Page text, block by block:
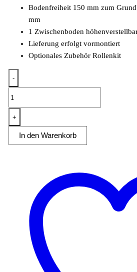
Bodenfreiheit 150 mm zum
mm
1 Zwischenboden
Lieferung erfolgt vormontiert
Optionales Zubehör Rollenkit
-
Aufkantung
B
200cm
+
In den Warenkorb